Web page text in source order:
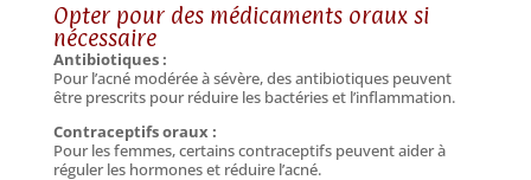
Opter pour des médicaments oraux si
nécessaire
Antibiotiques :
Pour l’acné modérée à sévère, des antibiotiques peuvent
être prescrits pour réduire les bactéries et l’inflammation.
Contraceptifs oraux :
Pour les femmes, certains contraceptifs peuvent aider à
réguler les hormones et réduire l’acné.